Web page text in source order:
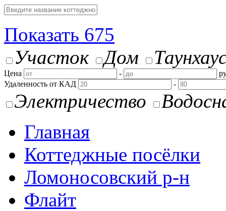
Показать 675
Участок
Дом
Цена -
Удаленность от КАД
-
Электричество
Главная
Коттеджные посёлки
Ломоносовский р-н
Флайт